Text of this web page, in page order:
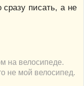
писать, а не
на велосипеде.
не мой велосипед.